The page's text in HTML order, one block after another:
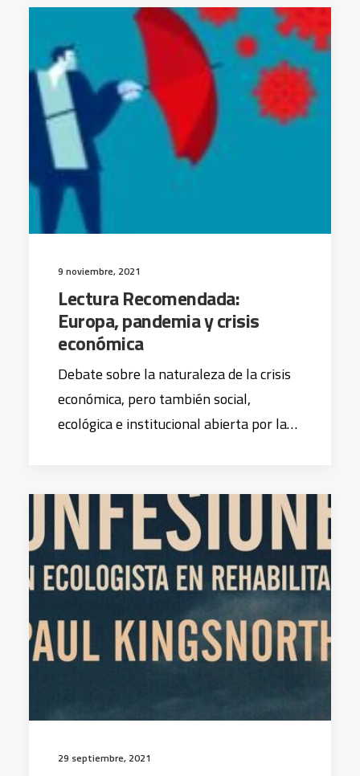
9 noviembre, 2021
Lectura Recomendada:
Europa, pandemia y crisis
económica
Debate sobre la naturaleza de la crisis
económica, pero también social,
ecológica e institucional abierta por la…
29 septiembre, 2021